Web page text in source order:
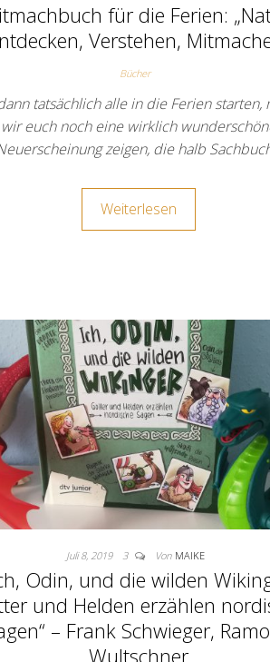
für die Ferien:
Verstehen,
Bücher
tatsächlich alle in die Ferien starten,
wir euch noch eine wirklich
zeigen, die halb
Weiterlesen
Juli 8, 2019 3 Von MAIKE
Odin, und die wilden
und Helden erzählen
– Frank Schwieger,
Wultschner